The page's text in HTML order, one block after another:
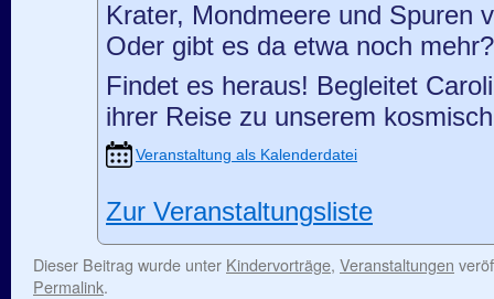
Krater, Mondmeere und Spuren
Oder gibt es da etwa noch mehr?
Findet es heraus! Begleitet
ihrer Reise zu unserem
Veranstaltung als Kalenderdatei
Zur Veranstaltungsliste
Dieser Beitrag wurde unter Kindervorträge, Veranstaltungen
Permalink.